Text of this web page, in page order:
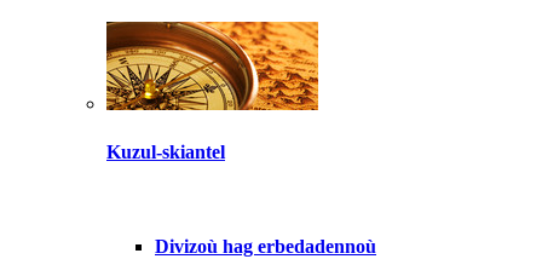
Kuzul-skiantel
Divizoù hag erbedadennoù